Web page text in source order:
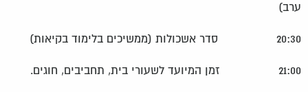
ערב)
20:30 סדר אשכולות (ממשיכים בלימוד בקיאות)
21:00 זמן המיועד לשעורי בית, תחביבים, חוגים.